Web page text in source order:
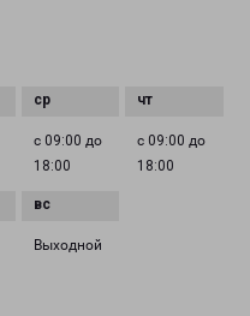
с 09:00 до
18:00
с 09:00 до
18:00
Выходной